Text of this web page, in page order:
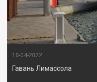
10-04-2022
Гавань Лимассола